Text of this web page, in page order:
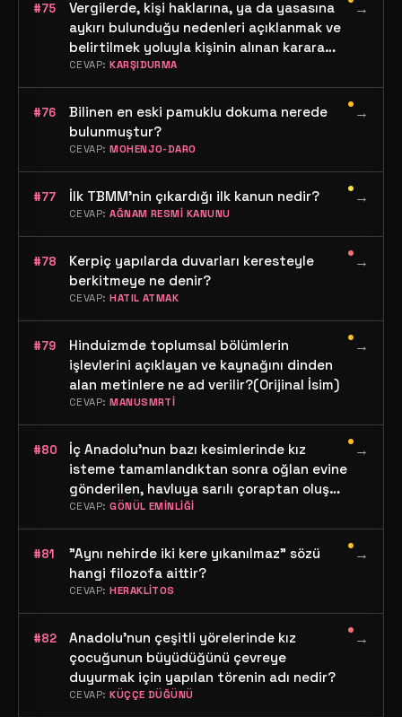
#75
Vergilerde, kişi haklarına, ya da yasasına
aykırı bulunduğu nedenleri açıklanmak ve
belirtilmek yoluyla kişinin alınan karara
itiraz ederek yetkili kuruşlara yasal süresi
içinde baş vurmasına verilen isim nedir?
CEVAP:KARŞIDURMA
→
#76
Bilinen en eski pamuklu dokuma nerede
bulunmuştur?
CEVAP:MOHENJO-DARO
•→
#77 İlk TBMM'nin çıkardığı ilk kanun nedir?
CEVAP:AĞNAM RESMİ KANUNU
•→
#78
Kerpiç yapılarda duvarları keresteyle
berkitmeye ne denir?
CEVAP:HATIL ATMAK
•→
#79
Hinduizmde toplumsal bölümlerin
işlevlerini açıklayan ve kaynağını dinden
alan metinlere ne ad verilir?(Orijinal İsim)
CEVAP:MANUSMRTİ
•→
#80
İç Anadolu'nun bazı kesimlerinde kız
isteme tamamlandıktan sonra oğlan evine
gönderilen, havluya sarılı çoraptan oluşan
hediyeye ne ad verilir?
CEVAP:GÖNÜL EMİNLİĞİ
•→
#81
"Aynı nehirde iki kere yıkanılmaz" sözü
hangi filozofa aittir?
CEVAP:HERAKLİTOS
•→
#82
Anadolu'nun çeşitli yörelerinde kız
çocuğunun büyüdüğünü çevreye
duyurmak için yapılan törenin adı nedir?
CEVAP:KÜÇÇE DÜĞÜNÜ
•→